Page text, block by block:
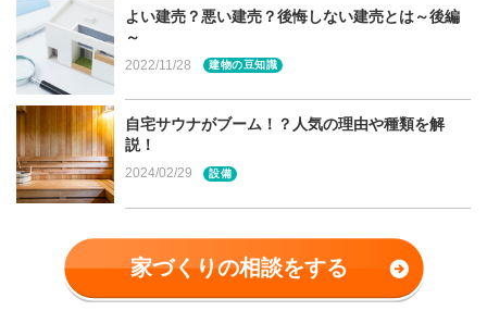
坪単価＝建物価格/延床面積(坪数)
基準が曖昧な建物価格
ただ実のところ建物価格というのは、実際どの費用まで含
むのかという基準が決まっていません。 例えば、建物の
むハウスメーカー・工務店とそうでないところと宮城県・
仙台市の会社でも分かれます。外観デザインにこだわりが
よい建売？悪い建売？後悔しない建売とは～後編
～
2022/11/28 建物の豆知識
自宅サウナがブーム！？人気の理由や種類を解
説！
2024/02/29 設備
家づくりの相談をする